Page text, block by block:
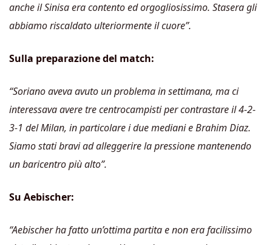
anche il Sinisa era contento ed orgogliosissimo. Stasera gli
abbiamo riscaldato ulteriormente il cuore”.
Sulla preparazione del match:
“Soriano aveva avuto un problema in settimana, ma ci
interessava avere tre centrocampisti per contrastare il 4-2-
3-1 del Milan, in particolare i due mediani e Brahim Diaz.
Siamo stati bravi ad alleggerire la pressione mantenendo
un baricentro più alto”.
Su Aebischer:
“Aebischer ha fatto un’ottima partita e non era facilissimo